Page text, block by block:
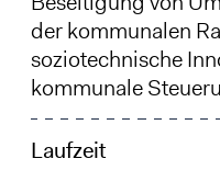
der kommunalen
soziotechnische
kommunale
Laufzeit